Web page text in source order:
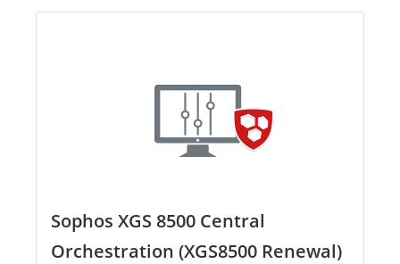
Sophos XGS 8500 Central
Orchestration (XGS8500 Renewal)